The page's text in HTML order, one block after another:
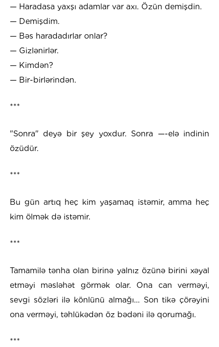
— Haradasa yaxşı adamlar var axı. Özün demişdin.
— Demişdim.
— Bəs haradadırlar onlar?
— Gizlənirlər.
— Kimdən?
— Bir-birlərindən.
***
"Sonra" deyə bir şey yoxdur. Sonra —-elə indinin
özüdür.
***
Bu gün artıq heç kim yaşamaq istəmir, amma heç
kim ölmək də istəmir.
***
Tamamilə tənha olan birinə yalnız özünə birini xəyal
etməyi məsləhət görmək olar. Ona can verməyi,
sevgi sözləri ilə könlünü almağı... Son tikə çörəyini
ona verməyi, təhlükədən öz bədəni ilə qorumağı.
***